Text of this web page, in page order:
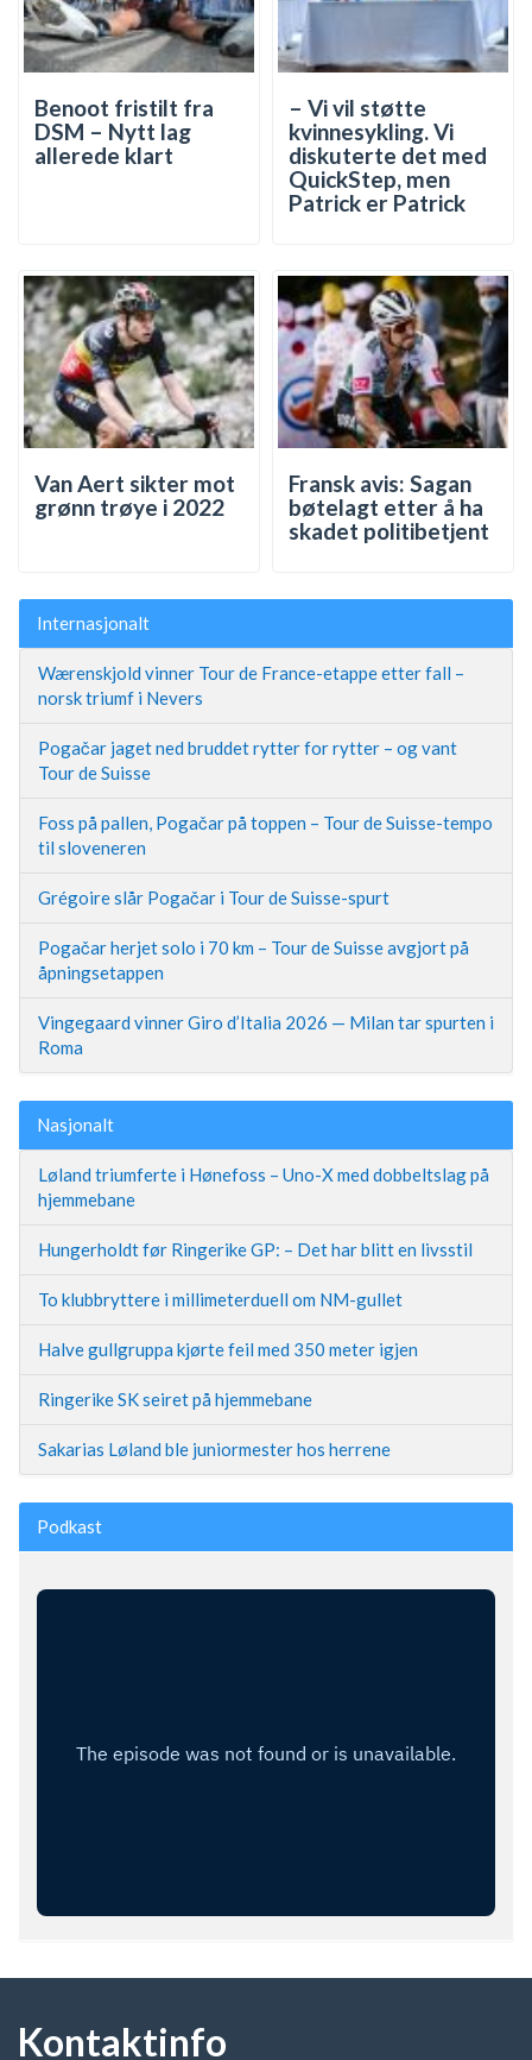
Benoot fristilt fra
DSM – Nytt lag
allerede klart
– Vi vil støtte
kvinnesykling. Vi
diskuterte det med
QuickStep, men
Patrick er Patrick
Van Aert sikter mot
grønn trøye i 2022
Fransk avis: Sagan
bøtelagt etter å ha
skadet politibetjent
Internasjonalt
Wærenskjold vinner Tour de France-etappe etter fall –
norsk triumf i Nevers
Pogačar jaget ned bruddet rytter for rytter – og vant
Tour de Suisse
Foss på pallen, Pogačar på toppen – Tour de Suisse-tempo
til sloveneren
Grégoire slår Pogačar i Tour de Suisse-spurt
Pogačar herjet solo i 70 km – Tour de Suisse avgjort på
åpningsetappen
Vingegaard vinner Giro d’Italia 2026 — Milan tar spurten i
Roma
Nasjonalt
Løland triumferte i Hønefoss – Uno-X med dobbeltslag på
hjemmebane
Hungerholdt før Ringerike GP: – Det har blitt en livsstil
To klubbryttere i millimeterduell om NM-gullet
Halve gullgruppa kjørte feil med 350 meter igjen
Ringerike SK seiret på hjemmebane
Sakarias Løland ble juniormester hos herrene
Podkast
Kontaktinfo